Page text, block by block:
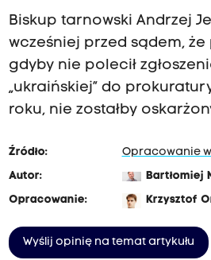
Biskup tarnowski Andrzej
wcześniej przed sądem,
gdyby nie polecił
„ukraińskiej” do
roku, nie zostałby
Źródło:
Opracowanie
Autor:
Bartłomiej
Opracowanie:
Krzysztof
Wyślij opinię na temat artykułu